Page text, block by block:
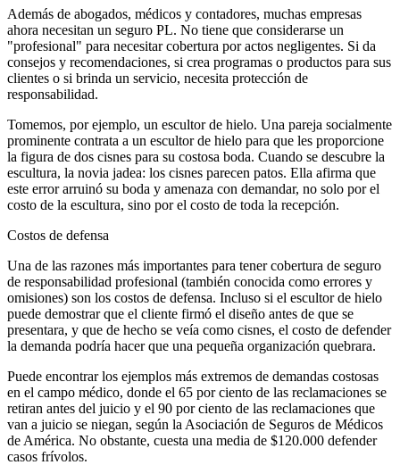
Además de abogados, médicos y contadores, muchas empresas
ahora necesitan un seguro PL. No tiene que considerarse un
"profesional" para necesitar cobertura por actos negligentes. Si da
consejos y recomendaciones, si crea programas o productos para sus
clientes o si brinda un servicio, necesita protección de
responsabilidad.
Tomemos, por ejemplo, un escultor de hielo. Una pareja socialmente
prominente contrata a un escultor de hielo para que les proporcione
la figura de dos cisnes para su costosa boda. Cuando se descubre la
escultura, la novia jadea: los cisnes parecen patos. Ella afirma que
este error arruinó su boda y amenaza con demandar, no solo por el
costo de la escultura, sino por el costo de toda la recepción.
Costos de defensa
Una de las razones más importantes para tener cobertura de seguro
de responsabilidad profesional (también conocida como errores y
omisiones) son los costos de defensa. Incluso si el escultor de hielo
puede demostrar que el cliente firmó el diseño antes de que se
presentara, y que de hecho se veía como cisnes, el costo de defender
la demanda podría hacer que una pequeña organización quebrara.
Puede encontrar los ejemplos más extremos de demandas costosas
en el campo médico, donde el 65 por ciento de las reclamaciones se
retiran antes del juicio y el 90 por ciento de las reclamaciones que
van a juicio se niegan, según la Asociación de Seguros de Médicos
de América. No obstante, cuesta una media de $120.000 defender
casos frívolos.